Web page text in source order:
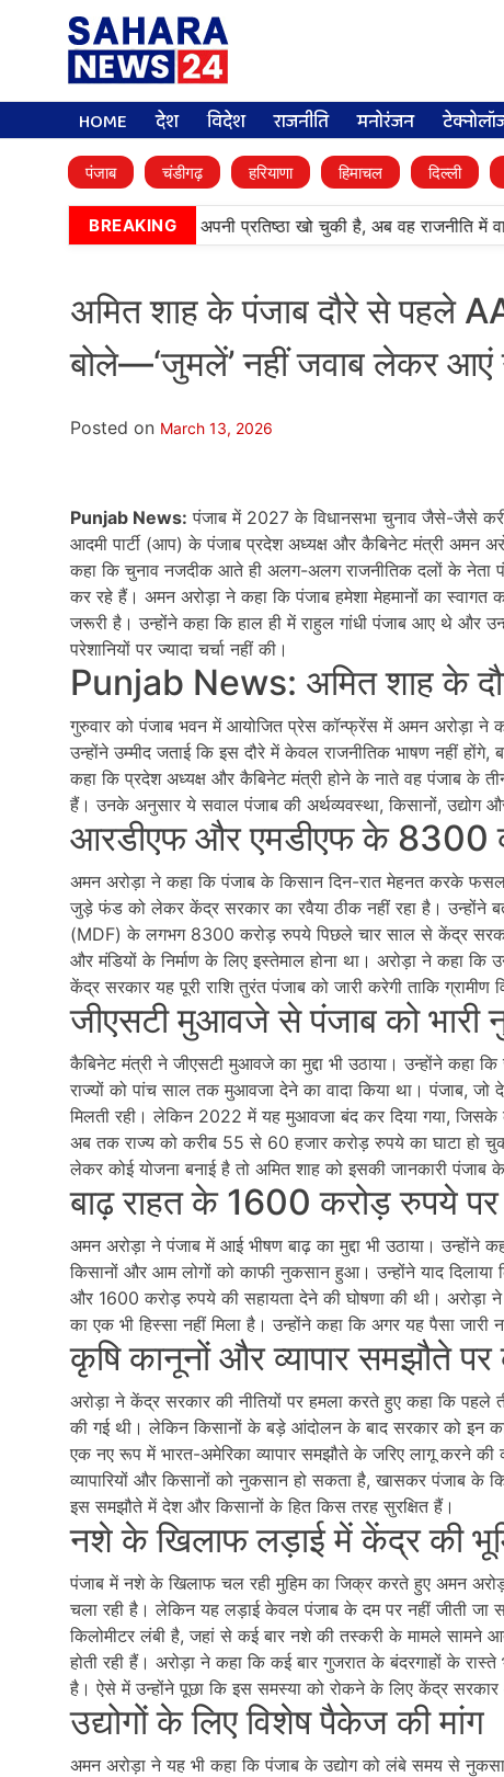
HOME देश विदेश राजनीति मनोरंजन
पंजाब चंडीगढ़ हरियाणा हिमाचल दिल्ली
BREAKING
पार्टी (अकाली दल) अपनी प्रतिष्ठा खो चुकी है, अब वह राजनीति में
अमित शाह के पंजाब दौरे से पहले
बोले—‘जुमलें’ नहीं जवाब लेकर आएं
Posted on March 13, 2026
Punjab News: पंजाब में 2027 के विधानसभा चुनाव जैसे-जैसे
आदमी पार्टी (आप) के पंजाब प्रदेश अध्यक्ष और कैबिनेट मंत्री अमन
कहा कि चुनाव नजदीक आते ही अलग-अलग राजनीतिक दलों के नेता
कर रहे हैं। अमन अरोड़ा ने कहा कि पंजाब हमेशा मेहमानों का
जरूरी है। उन्होंने कहा कि हाल ही में राहुल गांधी पंजाब आए थे और
परेशानियों पर ज्यादा चर्चा नहीं की।
Punjab News: अमित शाह के
गुरुवार को पंजाब भवन में आयोजित प्रेस कॉन्फ्रेंस में अमन अरोड़ा ने
उन्होंने उम्मीद जताई कि इस दौरे में केवल राजनीतिक भाषण नहीं
कहा कि प्रदेश अध्यक्ष और कैबिनेट मंत्री होने के नाते वह पंजाब के
हैं। उनके अनुसार ये सवाल पंजाब की अर्थव्यवस्था, किसानों, उद्योग
आरडीएफ और एमडीएफ के 8300
अमन अरोड़ा ने कहा कि पंजाब के किसान दिन-रात मेहनत करके
जुड़े फंड को लेकर केंद्र सरकार का रवैया ठीक नहीं रहा है।
(MDF) के लगभग 8300 करोड़ रुपये पिछले चार साल से केंद्र
और मंडियों के निर्माण के लिए इस्तेमाल होना था। अरोड़ा ने कहा कि
केंद्र सरकार यह पूरी राशि तुरंत पंजाब को जारी करेगी ताकि
जीएसटी मुआवजे से पंजाब को भारी
कैबिनेट मंत्री ने जीएसटी मुआवजे का मुद्दा भी उठाया। उन्होंने कहा
राज्यों को पांच साल तक मुआवजा देने का वादा किया था। पंजाब,
मिलती रही। लेकिन 2022 में यह मुआवजा बंद कर दिया गया, जिसके
अब तक राज्य को करीब 55 से 60 हजार करोड़ रुपये का घाटा हो
लेकर कोई योजना बनाई है तो अमित शाह को इसकी जानकारी पंजाब
बाढ़ राहत के 1600 करोड़ रुपये
अमन अरोड़ा ने पंजाब में आई भीषण बाढ़ का मुद्दा भी उठाया। उन्होंने
किसानों और आम लोगों को काफी नुकसान हुआ। उन्होंने याद दिलाया
और 1600 करोड़ रुपये की सहायता देने की घोषणा की थी। अरोड़ा
का एक भी हिस्सा नहीं मिला है। उन्होंने कहा कि अगर यह पैसा
कृषि कानूनों और व्यापार समझौते
अरोड़ा ने केंद्र सरकार की नीतियों पर हमला करते हुए कहा कि
की गई थी। लेकिन किसानों के बड़े आंदोलन के बाद सरकार को इन
एक नए रूप में भारत-अमेरिका व्यापार समझौते के जरिए लागू करने
व्यापारियों और किसानों को नुकसान हो सकता है, खासकर पंजाब के
इस समझौते में देश और किसानों के हित किस तरह सुरक्षित हैं।
नशे के खिलाफ लड़ाई में केंद्र की
पंजाब में नशे के खिलाफ चल रही मुहिम का जिक्र करते हुए अमन
चला रही है। लेकिन यह लड़ाई केवल पंजाब के दम पर नहीं जीती जा
किलोमीटर लंबी है, जहां से कई बार नशे की तस्करी के मामले सामने
होती रही हैं। अरोड़ा ने कहा कि कई बार गुजरात के बंदरगाहों के
है। ऐसे में उन्होंने पूछा कि इस समस्या को रोकने के लिए केंद्र सरकार
उद्योगों के लिए विशेष पैकेज की मांग
अमन अरोड़ा ने यह भी कहा कि पंजाब के उद्योग को लंबे समय से